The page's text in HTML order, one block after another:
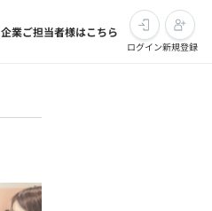
企業ご担当者様はこちら
ログイン新規登録